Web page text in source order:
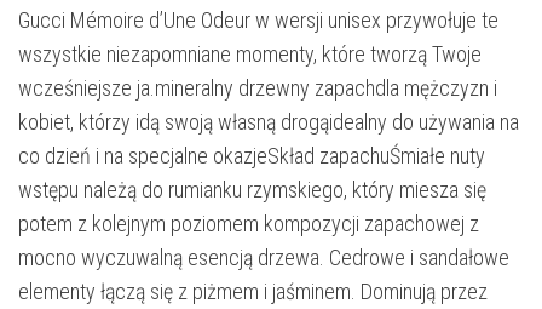
Gucci Mémoire d’Une Odeur w wersji unisex przywołuje te
wszystkie niezapomniane momenty, które tworzą Twoje
wcześniejsze ja.mineralny drzewny zapachdla mężczyzn i
kobiet, którzy idą swoją własną drogąidealny do używania na
co dzień i na specjalne okazjeSkład zapachuŚmiałe nuty
wstępu należą do rumianku rzymskiego, który miesza się
potem z kolejnym poziomem kompozycji zapachowej z
mocno wyczuwalną esencją drzewa. Cedrowe i sandałowe
elementy łączą się z piżmem i jaśminem. Dominują przez